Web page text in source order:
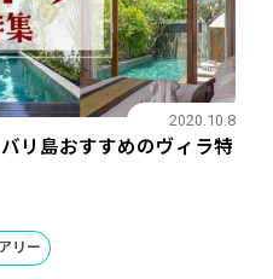
リ島おすすめのヴィラ特
2020.10.8
リー